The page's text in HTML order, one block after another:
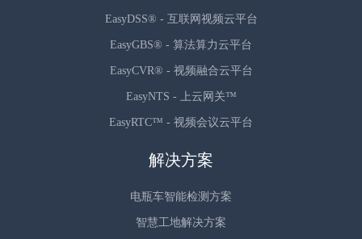
EasyDSS® - 互联网视频云平台
EasyGBS® - 算法算力云平台
EasyCVR® - 视频融合云平台
EasyNTS - 上云网关™
EasyRTC™ - 视频会议云平台
解决方案
电瓶车智能检测方案
智慧工地解决方案